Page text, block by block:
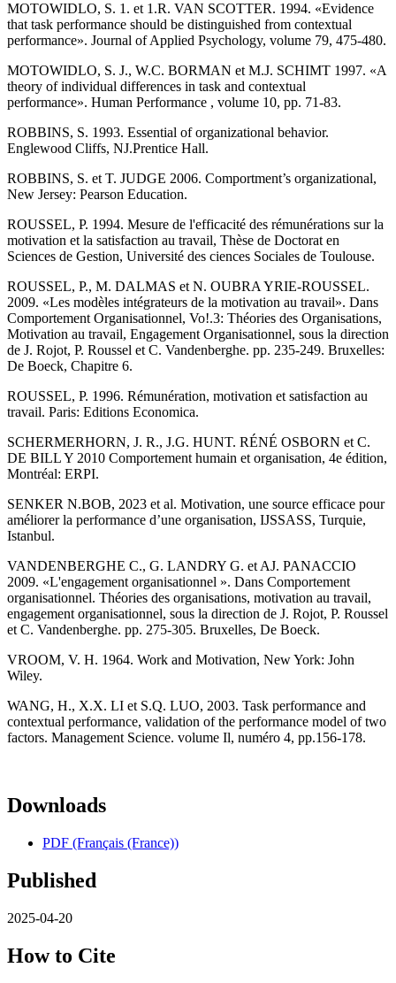
MOTOWIDLO, S. 1. et 1.R. VAN SCOTTER. 1994. «Evidence
that task performance should be distinguished from contextual
performance». Journal of Applied Psychology, volume 79, 475-480.
MOTOWIDLO, S. J., W.C. BORMAN et M.J. SCHIMT 1997. «A
theory of individual differences in task and contextual
performance». Human Performance , volume 10, pp. 71-83.
ROBBINS, S. 1993. Essential of organizational behavior.
Englewood Cliffs, NJ.Prentice Hall.
ROBBINS, S. et T. JUDGE 2006. Comportment’s organizational,
New Jersey: Pearson Education.
ROUSSEL, P. 1994. Mesure de l'efficacité des rémunérations sur la
motivation et la satisfaction au travail, Thèse de Doctorat en
Sciences de Gestion, Université des ciences Sociales de Toulouse.
ROUSSEL, P., M. DALMAS et N. OUBRA YRIE-ROUSSEL.
2009. «Les modèles intégrateurs de la motivation au travail». Dans
Comportement Organisationnel, Vo!.3: Théories des Organisations,
Motivation au travail, Engagement Organisationnel, sous la direction
de J. Rojot, P. Roussel et C. Vandenberghe. pp. 235-249. Bruxelles:
De Boeck, Chapitre 6.
ROUSSEL, P. 1996. Rémunération, motivation et satisfaction au
travail. Paris: Editions Economica.
SCHERMERHORN, J. R., J.G. HUNT. RÉNÉ OSBORN et C.
DE BILL Y 2010 Comportement humain et organisation, 4e édition,
Montréal: ERPI.
SENKER N.BOB, 2023 et al. Motivation, une source efficace pour
améliorer la performance d’une organisation, IJSSASS, Turquie,
Istanbul.
VANDENBERGHE C., G. LANDRY G. et AJ. PANACCIO
2009. «L'engagement organisationnel ». Dans Comportement
organisationnel. Théories des organisations, motivation au travail,
engagement organisationnel, sous la direction de J. Rojot, P. Roussel
et C. Vandenberghe. pp. 275-305. Bruxelles, De Boeck.
VROOM, V. H. 1964. Work and Motivation, New York: John
Wiley.
WANG, H., X.X. LI et S.Q. LUO, 2003. Task performance and
contextual performance, validation of the performance model of two
factors. Management Science. volume Il, numéro 4, pp.156-178.
Downloads
PDF (Français (France))
Published
2025-04-20
How to Cite